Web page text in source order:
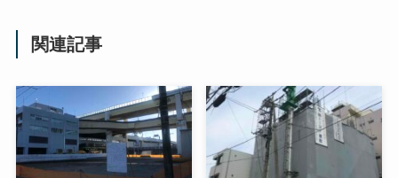
関連記事